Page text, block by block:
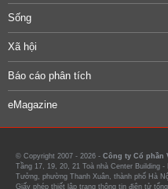
Sống
Xã hội
Báo cáo phân tích
eMagazine
© Copyright 2007 - 2026 - Công ty Cổ phần
Tầng 17, 19, 20, 21 Toà nhà Center Building
Tưởng, phường Thanh Xuân, thành phố Hà
Giấy phép thiết lập trang thông tin điện tử